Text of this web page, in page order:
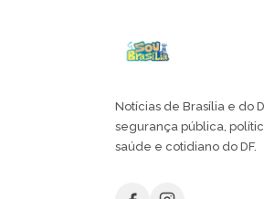
Notícias de Brasília e do
segurança pública,
saúde e cotidiano do DF.